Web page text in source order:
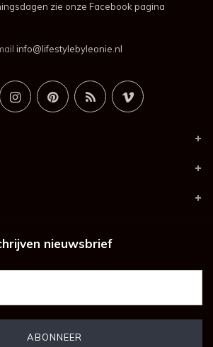
zie onze Facebook pagina
info@lifestylebyleonie.nl
nieuwsbrief